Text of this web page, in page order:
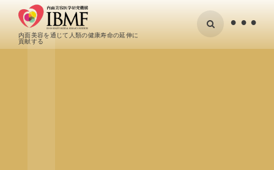
内面美容を通じて人類の健康寿命の延伸に
貢献する
•